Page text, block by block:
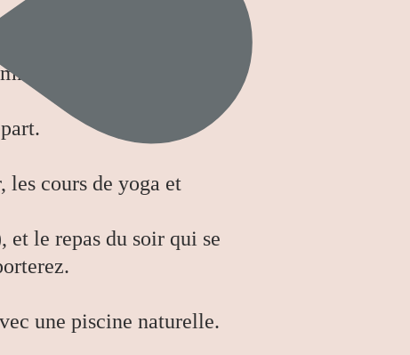
elle le souhaite.
les cours de yoga et
le repas du soir qui se
une piscine naturelle.